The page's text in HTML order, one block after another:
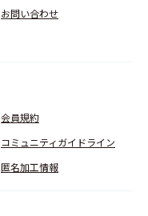
お問い合わせ
会員規約
コミュニティガイドライン
匿名加工情報